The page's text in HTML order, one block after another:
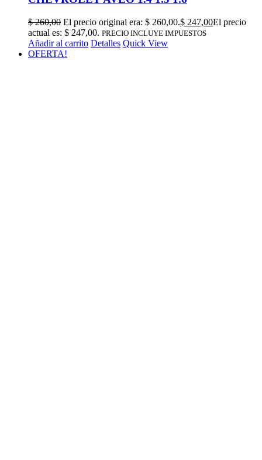
$260,00 El precio original era: $ 260,00.$ 247,00El precio
actual es: $ 247,00. PRECIO INCLUYE IMPUESTOS
Añadir al carrito Detalles Quick View
OFERTA!